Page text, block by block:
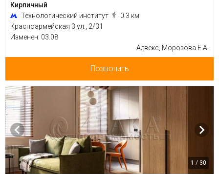
Кирпичный
Технологический институт
0.3 км
Красноармейская 3 ул., 2/31
Изменен: 03.08
Адвекс, Морозова Е.А.
Позвонить
1 / 30